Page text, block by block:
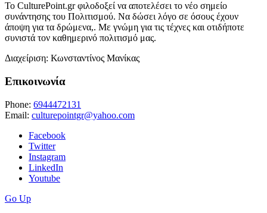
Το CulturePoint.gr φιλοδοξεί να αποτελέσει το νέο σημείο
συνάντησης του Πολιτισμού. Να δώσει λόγο σε όσους έχουν
άποψη για τα δρώμενα,. Με γνώμη για τις τέχνες και οτιδήποτε
συνιστά τον καθημερινό πολιτισμό μας.
Διαχείριση: Κωνσταντίνος Μανίκας
Επικοινωνία
Phone: 6944472131
Email: culturepointgr@yahoo.com
Facebook
Twitter
Instagram
LinkedIn
Youtube
Go Up